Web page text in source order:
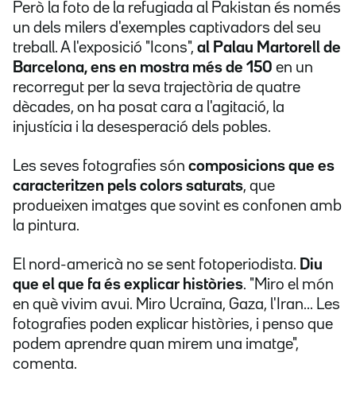
Però la foto de la refugiada al Pakistan és només
un dels milers d'exemples captivadors del seu
treball. A l'exposició "Icons", al Palau Martorell de
Barcelona, ens en mostra més de 150 en un
recorregut per la seva trajectòria de quatre
dècades, on ha posat cara a l'agitació, la
injustícia i la desesperació dels pobles.
Les seves fotografies són composicions que es
caracteritzen pels colors saturats, que
produeixen imatges que sovint es confonen amb
la pintura.
El nord-americà no se sent fotoperiodista. Diu
que el que fa és explicar històries. "Miro el món
en què vivim avui. Miro Ucraïna, Gaza, l'Iran... Les
fotografies poden explicar històries, i penso que
podem aprendre quan mirem una imatge",
comenta.